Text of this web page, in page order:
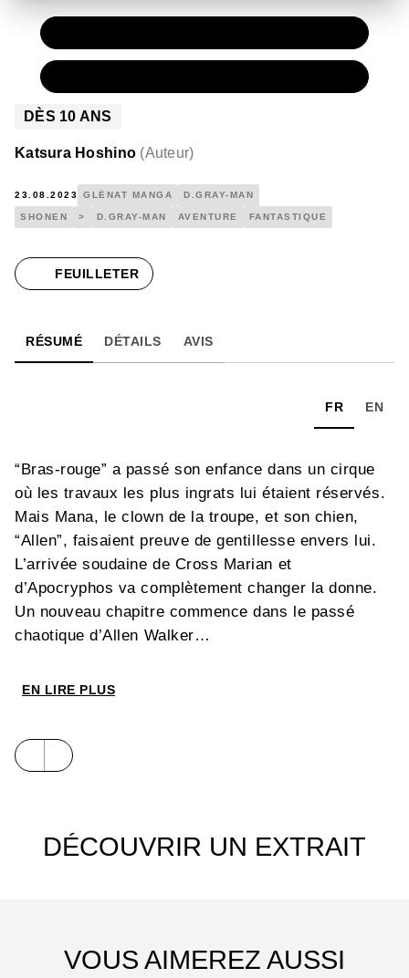
DÈS 10 ANS
Katsura Hoshino (Auteur)
23.08.2023 GLÉNAT MANGA D.GRAY-MAN
SHONEN > D.GRAY-MAN AVENTURE FANTASTIQUE
FEUILLETER
RÉSUMÉ DÉTAILS AVIS
FR EN
“Bras-rouge” a passé son enfance dans un cirque
où les travaux les plus ingrats lui étaient réservés.
Mais Mana, le clown de la troupe, et son chien,
“Allen”, faisaient preuve de gentillesse envers lui.
L’arrivée soudaine de Cross Marian et
d’Apocryphos va complètement changer la donne.
Un nouveau chapitre commence dans le passé
chaotique d’Allen Walker…
EN LIRE PLUS
DÉCOUVRIR UN EXTRAIT
VOUS AIMEREZ AUSSI